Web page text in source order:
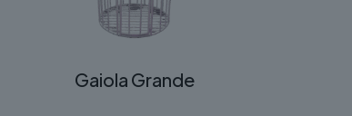
Gaiola Grande